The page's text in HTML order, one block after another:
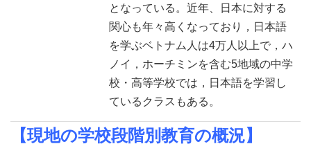
となっている。 近年、日本に対する
関心も年々高くなっており，日本語
を学ぶベトナム人は4万人以上で，ハ
ノイ，ホーチミンを含む5地域の中学
校・高等学校では，日本語を学習し
ているクラスもある。
【現地の学校段階別教育の概況】